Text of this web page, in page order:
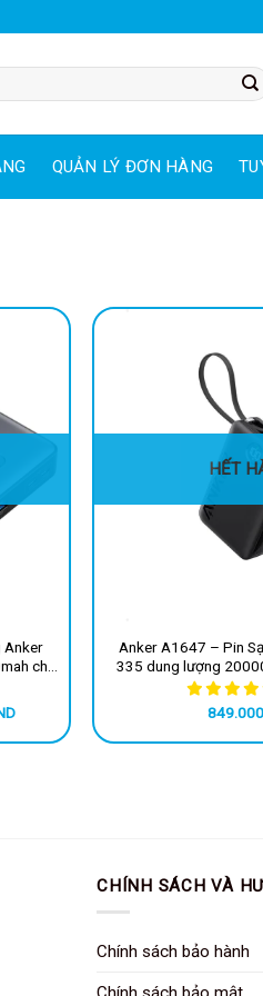
QUẢN LÝ ĐƠN HÀNG
Anker
cho
65W
Giá
tại
HẾT
Anker A1647 – Pin
335 dung lượng
Móc Treo và Giá
849.000
CHÍNH SÁCH VÀ
Chính sách bảo hành